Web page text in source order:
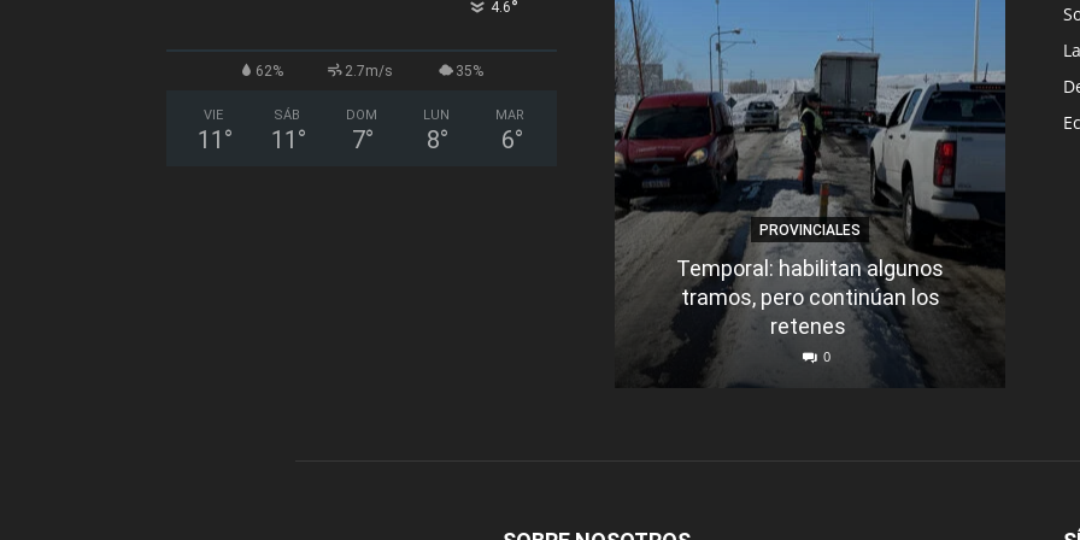
4.6°
62% 2.7m/s 35%
VIE
11 °
SÁB
11 °
DOM
7°
LUN
8°
MAR
6°
PROVINCIALES
Temporal: habilitan algunos
tramos, pero continúan los
retenes
0